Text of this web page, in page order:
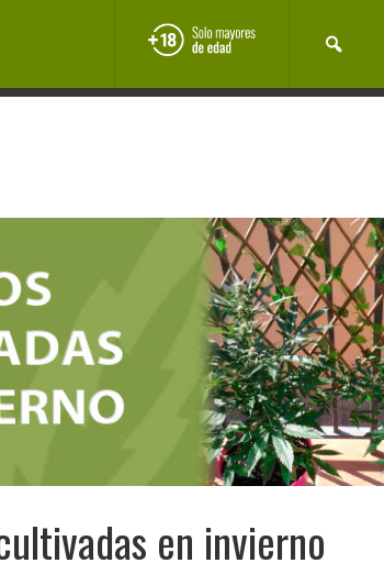
Marihuana medicinal
en invierno